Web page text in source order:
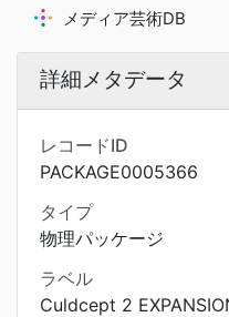
メディア芸術DB
詳細メタデータ
レコードID
PACKAGE0005366
タイプ
物理パッケージ
ラベル
Culdcept 2